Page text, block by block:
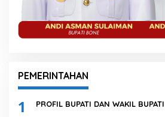
PEMERINTAHAN
1 PROFIL BUPATI DAN WAKIL